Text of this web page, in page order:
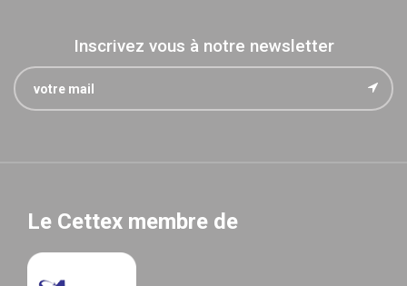
Inscrivez vous à notre newsletter
Le Cettex membre de